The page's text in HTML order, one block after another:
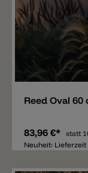
Reed Oval
83,96 €* statt
Neuheit: